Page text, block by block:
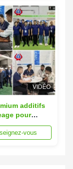
VIDÉO
additifs
pour
CMC
vous